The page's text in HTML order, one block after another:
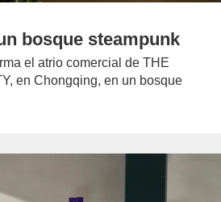
bosque steampunk
el atrio comercial de THE
en Chongqing, en un bosque